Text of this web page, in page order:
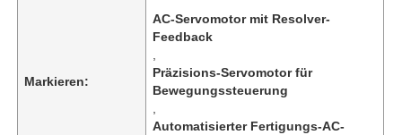
Markieren:
AC-Servomotor mit Resolver-
Feedback
Präzisions-Servomotor für
Bewegungssteuerung
Automatisierter Fertigungs-AC-